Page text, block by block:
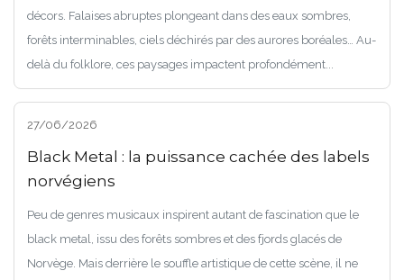
décors. Falaises abruptes plongeant dans des eaux sombres,
forêts interminables, ciels déchirés par des aurores boréales… Au-
delà du folklore, ces paysages impactent profondément...
27/06/2026
Black Metal : la puissance cachée des labels
norvégiens
Peu de genres musicaux inspirent autant de fascination que le
black metal, issu des forêts sombres et des fjords glacés de
Norvège. Mais derrière le souffle artistique de cette scène, il ne